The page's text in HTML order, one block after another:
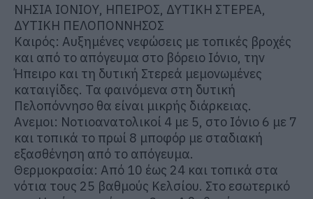
ΝΗΣΙΑ ΙΟΝΙΟΥ, ΗΠΕΙΡΟΣ, ΔΥΤΙΚΗ ΣΤΕΡΕΑ,
ΔΥΤΙΚΗ ΠΕΛΟΠΟΝΝΗΣΟΣ
Καιρός: Αυξημένες νεφώσεις με τοπικές βροχές
και από το απόγευμα στο βόρειο Ιόνιο, την
Ήπειρο και τη δυτική Στερεά μεμονωμένες
καταιγίδες. Τα φαινόμενα στη δυτική
Πελοπόννησο θα είναι μικρής διάρκειας.
Ανεμοι: Νοτιοανατολικοί 4 με 5, στο Ιόνιο 6 με 7
και τοπικά το πρωί 8 μποφόρ με σταδιακή
εξασθένηση από το απόγευμα.
Θερμοκρασία: Από 10 έως 24 και τοπικά στα
νότια τους 25 βαθμούς Κελσίου. Στο εσωτερικό